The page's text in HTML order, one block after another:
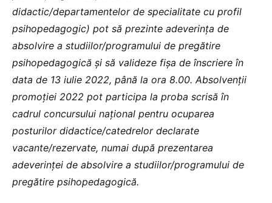
didactic/departamentelor de specialitate cu profil
psihopedagogic) pot să prezinte adeverinţa de
absolvire a studiilor/programului de pregătire
psihopedagogică şi să valideze fişa de înscriere în
data de 13 iulie 2022, până la ora 8.00. Absolvenţii
promoţiei 2022 pot participa la proba scrisă în
cadrul concursului naţional pentru ocuparea
posturilor didactice/catedrelor declarate
vacante/rezervate, numai după prezentarea
adeverinţei de absolvire a studiilor/programului de
pregătire psihopedagogică.